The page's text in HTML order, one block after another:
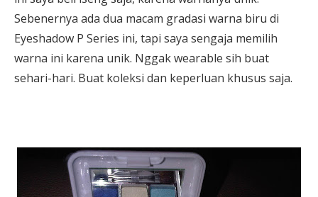
Sebenernya ada dua macam gradasi warna biru di
Eyeshadow P Series ini, tapi saya sengaja memilih
warna ini karena unik. Nggak wearable sih buat
sehari-hari. Buat koleksi dan keperluan khusus saja.